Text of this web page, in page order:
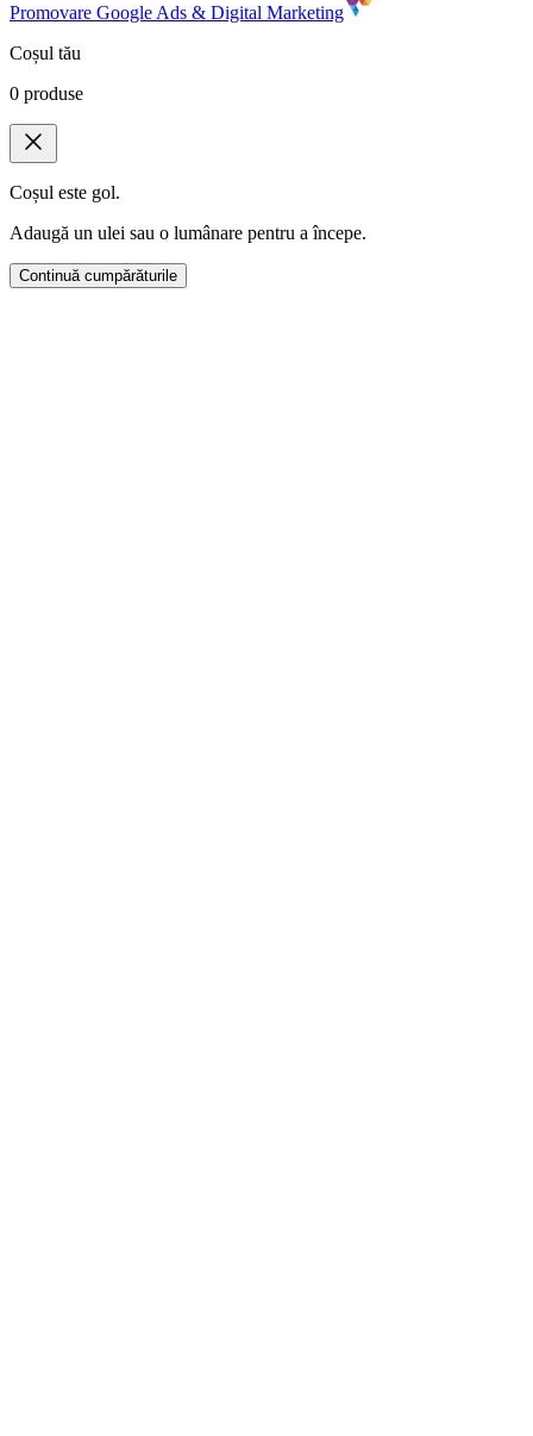
Promovare Google Ads & Digital Marketing
Coșul tău
0 produse
Coșul este gol.
Adaugă un ulei sau o lumânare pentru a începe.
Continuă cumpărăturile